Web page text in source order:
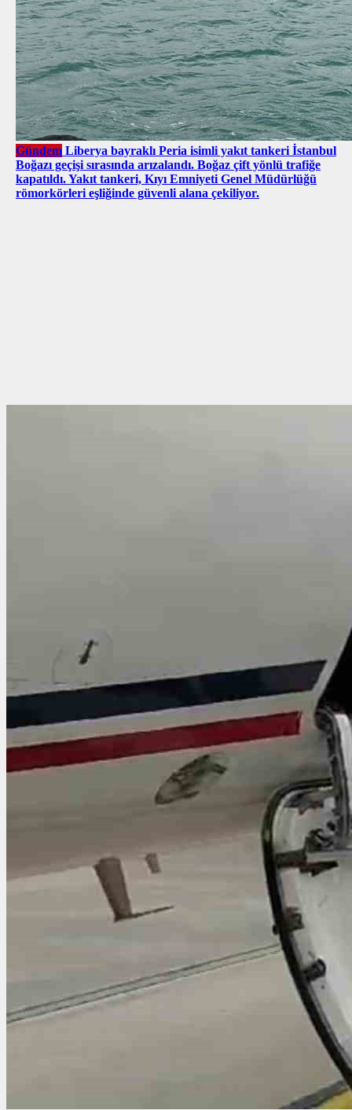
Gündem Liberya bayraklı Peria isimli yakıt tankeri İstanbul
Boğazı geçişi sırasında arızalandı. Boğaz çift yönlü trafiğe
kapatıldı. Yakıt tankeri, Kıyı Emniyeti Genel Müdürlüğü
römorkörleri eşliğinde güvenli alana çekiliyor.